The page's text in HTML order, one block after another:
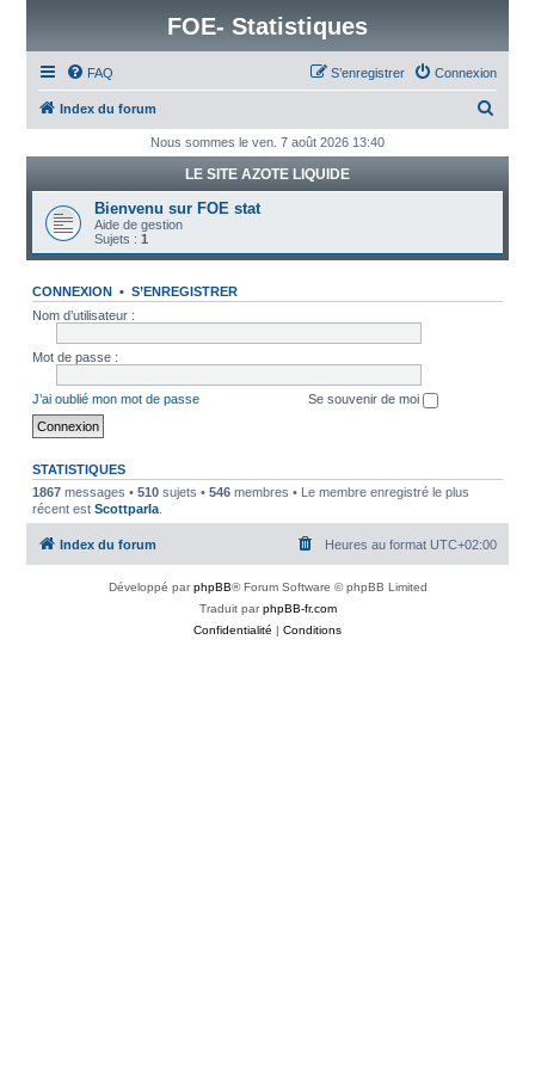
FOE- Statistiques
FAQ Connexion
S’enregistrer
Index du forum
h
r
Nous sommes le ven. 7 août 2026 13:40
LE SITE AZOTE LIQUIDE
Bienvenu sur FOE stat
Aide de gestion
Sujets : 1
CONNEXION• S’ENREGISTRER
Nom d’utilisateur :
Mot de passe :
J’ai oublié mon mot de passe Se souvenir de moi
STATISTIQUES
1867messages • 510sujets • 546membres • Le membre enregistré le plus
récent est ScottparIa.
Index du forum Heures au format UTC+02:00
Développé parphpBB® Forum Software © phpBB Limited
Traduit parphpBB-fr.com
Confidentialité | Conditions